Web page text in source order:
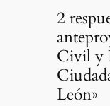
2
Civil y
León»